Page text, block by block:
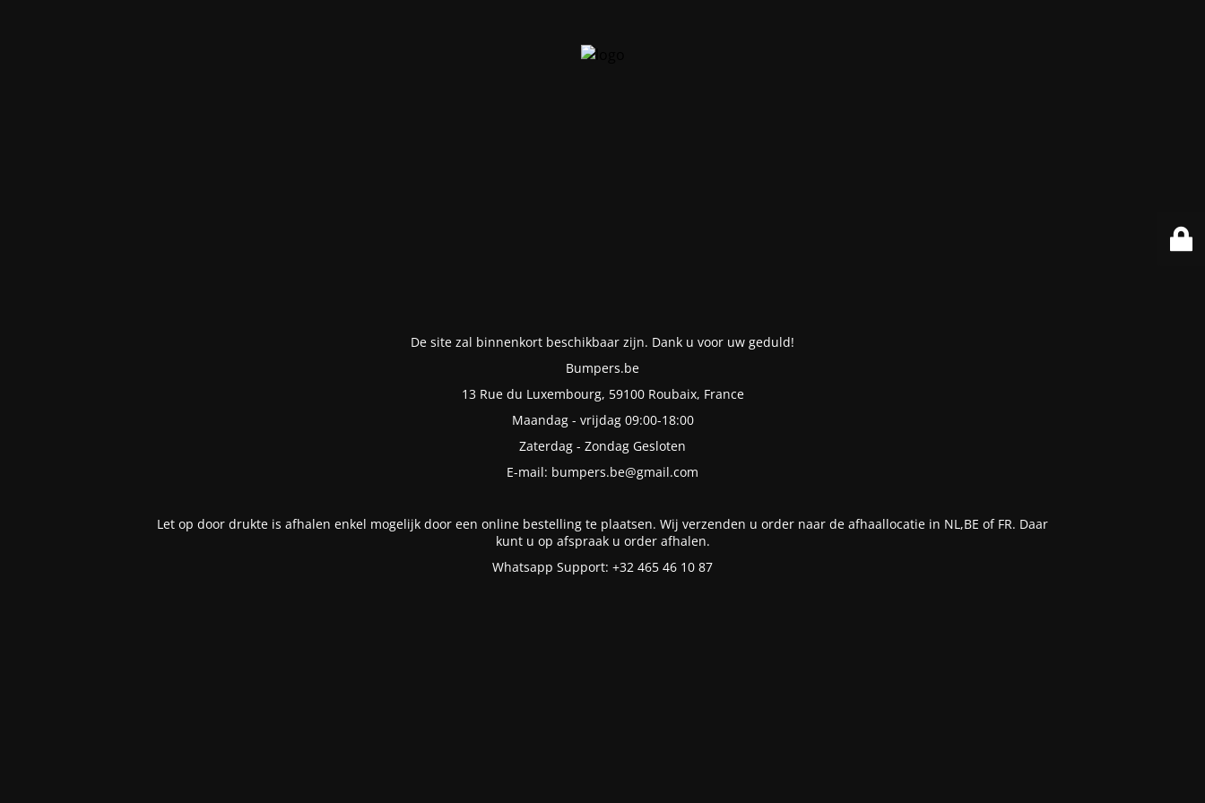
De site zal binnenkort beschikbaar zijn. Dank u voor uw geduld!
Bumpers.be
13 Rue du Luxembourg, 59100 Roubaix, France
Maandag - vrijdag 09:00-18:00
Zaterdag - Zondag Gesloten
E-mail: bumpers.be@gmail.com
Let op door drukte is afhalen enkel mogelijk door een online bestelling te plaatsen. Wij verzenden u order naar de afhaallocatie in NL,BE of FR. Daar
kunt u op afspraak u order afhalen.
Whatsapp Support: +32 465 46 10 87